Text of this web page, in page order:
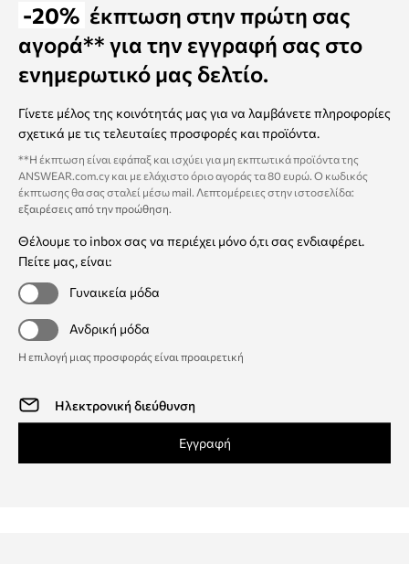
-20% έκπτωση στην πρώτη σας
αγορά** για την εγγραφή σας στο
ενημερωτικό μας δελτίο.
Γίνετε μέλος της κοινότητάς μας για να λαμβάνετε πληροφορίες
σχετικά με τις τελευταίες προσφορές και προϊόντα.
**Η έκπτωση είναι εφάπαξ και ισχύει για μη εκπτωτικά προϊόντα της
ANSWEAR.com.cy και με ελάχιστο όριο αγοράς τα 80 ευρώ. Ο κωδικός
έκπτωσης θα σας σταλεί μέσω mail. Λεπτομέρειες στην ιστοσελίδα:
εξαιρέσεις από την προώθηση.
Θέλουμε το inbox σας να περιέχει μόνο ό,τι σας ενδιαφέρει.
Πείτε μας, είναι:
Γυναικεία μόδα
Ανδρική μόδα
Η επιλογή μιας προσφοράς είναι προαιρετική
Εγγραφή